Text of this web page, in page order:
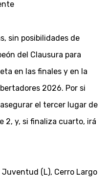
sin posibilidades de
del Clausura para
en las finales y en la
2026. Por si
el tercer lugar de
2, y, si finaliza cuarto, irá
(L), Cerro Largo